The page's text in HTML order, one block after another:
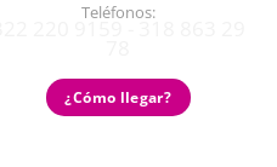
Teléfonos:
¿Cómo llegar?